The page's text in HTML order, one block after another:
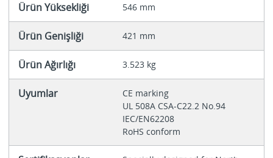
Ürün Yüksekliği 546 mm
Ürün Genişliği 421 mm
Ürün Ağırlığı 3.523 kg
Uyumlar
CE marking
UL 508A CSA-C22.2 No.94
IEC/EN62208
RoHS conform